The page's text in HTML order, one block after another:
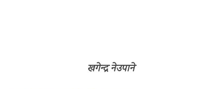
खगेन्द्र नेउपाने